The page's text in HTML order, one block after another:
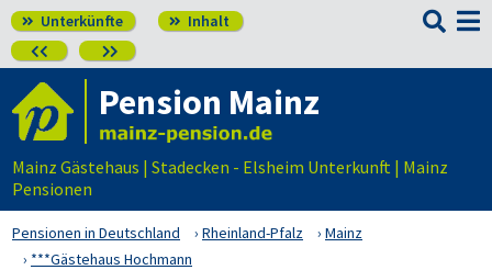
 Unterkünfte  Inhalt
 

Pension Mainz
Mainz Gästehaus | Stadecken - Elsheim Unterkunft | Mainz
Pensionen
Pensionen in Deutschland Rheinland-Pfalz
Mainz
***Gästehaus Hochmann